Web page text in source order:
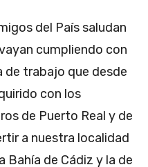
del País saludan
cumpliendo con
de trabajo que desde
con los
de Puerto Real y de
a nuestra localidad
Bahía de Cádiz y la de